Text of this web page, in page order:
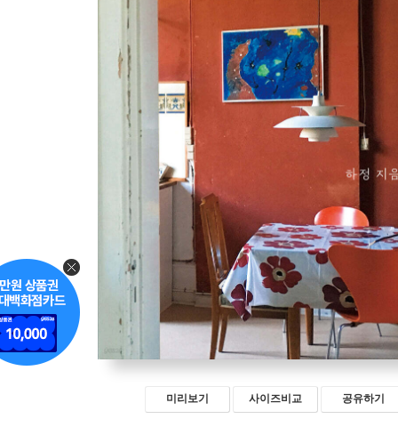
미리보기 사이즈비교 공유하기